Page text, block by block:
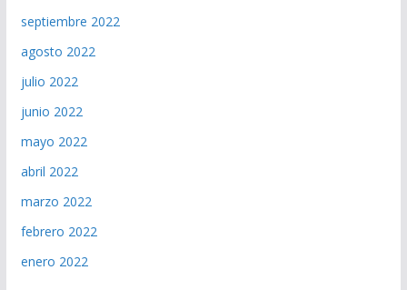
septiembre 2022
agosto 2022
julio 2022
junio 2022
mayo 2022
abril 2022
marzo 2022
febrero 2022
enero 2022